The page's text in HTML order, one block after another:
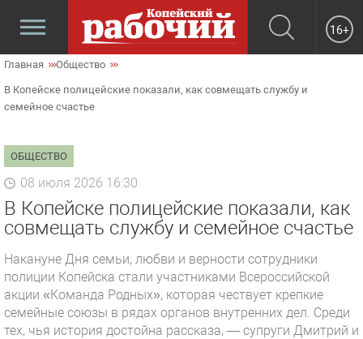
16+
Главная Общество
В Копейске полицейские показали, как совмещать службу и
семейное счастье
ОБЩЕСТВО
08 июля 2026 16:30
В Копейске полицейские показали, как
совмещать службу и семейное счастье
Накануне Дня семьи, любви и верности сотрудники
полиции Копейска стали участниками Всероссийской
акции «Команда Родных», которая чествует крепкие
семейные союзы в рядах органов внутренних дел. Среди
тех, чья история достойна рассказа, — супруги Дмитрий и